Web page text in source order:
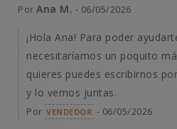
Por Ana M. - 06/05/2026
¡Hola Ana! Para poder
necesitaríamos un poquito
quieres puedes escribirnos
y lo vemos juntas.
Por VENDEDOR - 06/05/2026